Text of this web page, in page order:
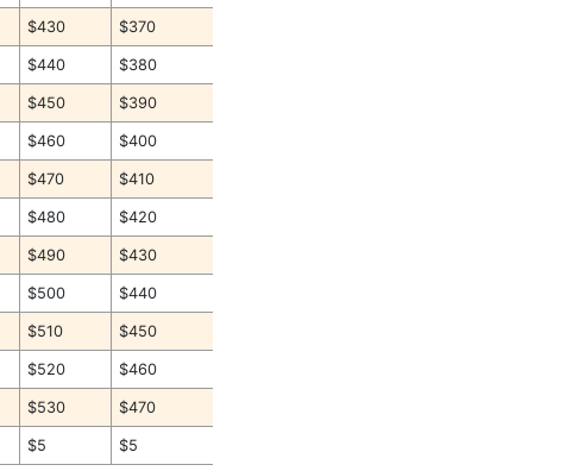
$430 $370
$440 $380
$450 $390
$460 $400
$470 $410
$480 $420
$490 $430
$500 $440
$510 $450
$520 $460
$530 $470
$5 $5